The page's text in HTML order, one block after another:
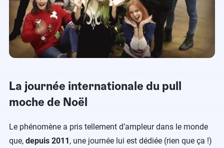
La journée internationale du pull
moche de Noël
Le phénomène a pris tellement d’ampleur dans le monde
que, depuis 2011, une journée lui est dédiée (rien que ça !)